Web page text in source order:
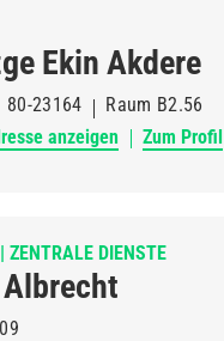
Ekin Akdere
80-23164 Raum B2.56
anzeigen
Zum Profil
ZENTRALE DIENSTE